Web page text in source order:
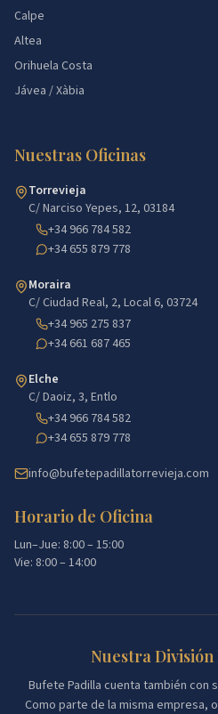
Calpe
Altea
Orihuela Costa
Jávea / Xàbia
Nuestras Oficinas
Torrevieja
C/ Narciso Yepes, 12, 03184
+34 966 784 582
+34 655 879 778
Moraira
C/ Ciudad Real, 2, Local 6, 03724
+34 965 275 837
+34 661 687 465
Elche
C/ Daoiz, 3, Entlo
+34 966 784 582
+34 655 879 778
info@bufetepadillatorrevieja.com
Horario de Oficina
Lun–Jue: 8:00 – 15:00
Vie: 8:00 – 14:00
Nuestra
Bufete Padilla cuenta también con
Como parte de la misma empresa,